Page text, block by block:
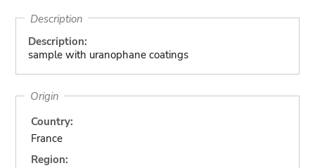
Description
Description:
sample with uranophane coatings
Origin
Country:
France
Region: